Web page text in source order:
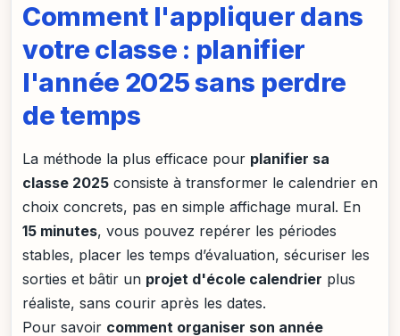
Comment l'appliquer dans
votre classe : planifier
l'année 2025 sans perdre
de temps
La méthode la plus efficace pour planifier sa
classe 2025 consiste à transformer le calendrier en
choix concrets, pas en simple affichage mural. En
15 minutes, vous pouvez repérer les périodes
stables, placer les temps d’évaluation, sécuriser les
sorties et bâtir un projet d'école calendrier plus
réaliste, sans courir après les dates.
Pour savoir comment organiser son année